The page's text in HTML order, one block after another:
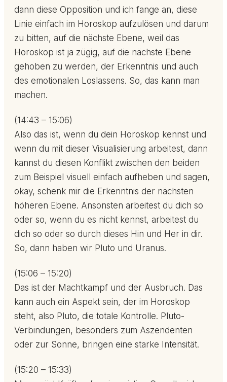
dann diese Opposition und ich fange an, diese
Linie einfach im Horoskop aufzulösen und darum
zu bitten, auf die nächste Ebene, weil das
Horoskop ist ja zügig, auf die nächste Ebene
gehoben zu werden, der Erkenntnis und auch
des emotionalen Loslassens. So, das kann man
machen.
(14:43 – 15:06)
Also das ist, wenn du dein Horoskop kennst und
wenn du mit dieser Visualisierung arbeitest, dann
kannst du diesen Konflikt zwischen den beiden
zum Beispiel visuell einfach aufheben und sagen,
okay, schenk mir die Erkenntnis der nächsten
höheren Ebene. Ansonsten arbeitest du dich so
oder so, wenn du es nicht kennst, arbeitest du
dich so oder so durch dieses Hin und Her in dir.
So, dann haben wir Pluto und Uranus.
(15:06 – 15:20)
Das ist der Machtkampf und der Ausbruch. Das
kann auch ein Aspekt sein, der im Horoskop
steht, also Pluto, die totale Kontrolle. Pluto-
Verbindungen, besonders zum Aszendenten
oder zur Sonne, bringen eine starke Intensität.
(15:20 – 15:33)